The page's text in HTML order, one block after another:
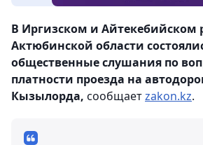
В Иргизском и Айтекебийском
Актюбинской области
общественные слушания по
платности проезда на
Кызылорда, сообщаетzakon.kz.